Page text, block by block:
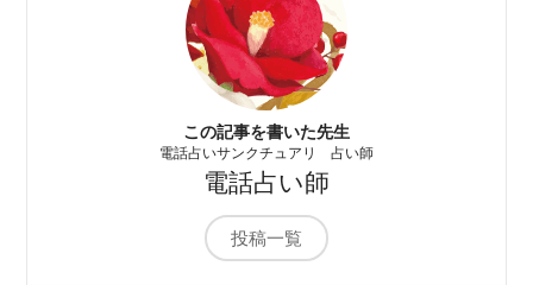
この記事を書いた先生
電話占いサンクチュアリ 占い師
電話占い師
投稿一覧